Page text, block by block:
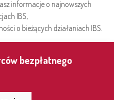
informacje o najnowszych
IBS,
o bieżących działaniach IBS.
bezpłatnego